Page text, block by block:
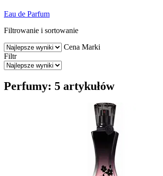
Eau de Parfum
Filtrowanie i sortowanie
Cena Marki
Filtr
Perfumy: 5 artykułów